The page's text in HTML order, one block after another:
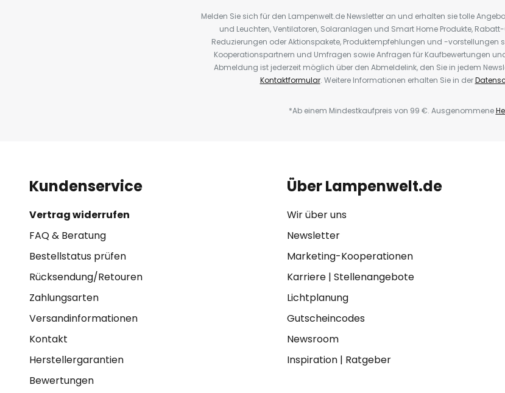
Melden Sie sich für den Lampenwelt.de Newsletter an und erhalten sie tolle
und Leuchten, Ventilatoren, Solaranlagen und Smart Home Produkte,
Reduzierungen oder Aktionspakete, Produktempfehlungen und -vorstellungen
Kooperationspartnern und Umfragen sowie Anfragen für Kaufbewertungen
Abmeldung ist jederzeit möglich über den Abmeldelink, den Sie in jedem
Kontaktformular. Weitere Informationen erhalten Sie in der
*Ab einem Mindestkaufpreis von 99 €. Ausgenommene
Kundenservice
Vertrag widerrufen
FAQ & Beratung
Bestellstatus prüfen
Rücksendung/Retouren
Zahlungsarten
Versandinformationen
Kontakt
Herstellergarantien
Bewertungen
Über Lampenwelt.de
Wir über uns
Newsletter
Marketing-Kooperationen
Karriere| Stellenangebote
Lichtplanung
Gutscheincodes
Newsroom
Inspiration| Ratgeber